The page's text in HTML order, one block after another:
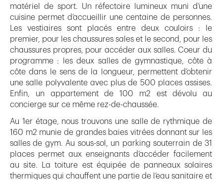
matériel de sport. Un réfectoire lumineux muni d’une
cuisine permet d’accueillir une centaine de personnes.
Les vestiaires sont placés entre deux couloirs : le
premier, pour les chaussures sales et le second, pour les
chaussures propres, pour accéder aux salles. Coeur du
programme : les deux salles de gymnastique, côte à
côte dans le sens de la longueur, permettent d’obtenir
une salle polyvalente avec plus de 500 places assises.
Enfin, un appartement de 100 m2 est dévolu au
concierge sur ce même rez-de-chaussée.
Au 1er étage, nous trouvons une salle de rythmique de
160 m2 munie de grandes baies vitrées donnant sur les
salles de gym. Au sous-sol, un parking souterrain de 31
places permet aux enseignants d’accéder facilement
au site. La toiture est équipée de panneaux solaires
thermiques qui chauffent une partie de l’eau sanitaire et